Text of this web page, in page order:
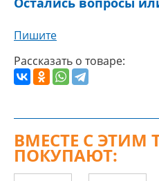
Пишите
Рассказать о товаре:
ВМЕСТЕ С ЭТИМ
ПОКУПАЮТ: